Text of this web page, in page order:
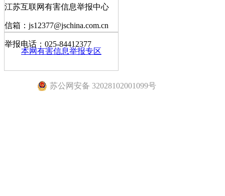
江苏互联网有害信息举报中心
信箱：js12377@jschina.com.cn
举报电话：025-84412377
本网有害信息举报专区
苏公网安备 32028102001099号